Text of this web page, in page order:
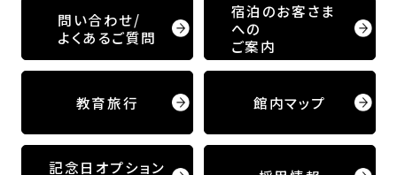
問い合わせ/
よくあるご質問
宿泊のお客さま
への
ご案内
教育旅行 館内マップ
記念日オプション